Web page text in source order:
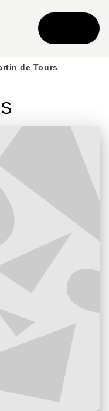
CONTENU
de Tours